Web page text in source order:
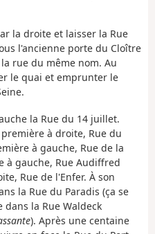
la droite et laisser la Rue
l'ancienne porte du Cloître
rue du même nom. Au
le quai et emprunter le
la Rue du 14 juillet.
à droite, Rue du
à gauche, Rue de la
à gauche, Rue Audiffred
Rue de l'Enfer. À son
la Rue du Paradis (ça se
la Rue Waldeck
). Après une centaine